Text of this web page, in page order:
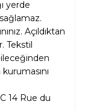
yerde
Açıldıktan
Tekstil
14 Rue du